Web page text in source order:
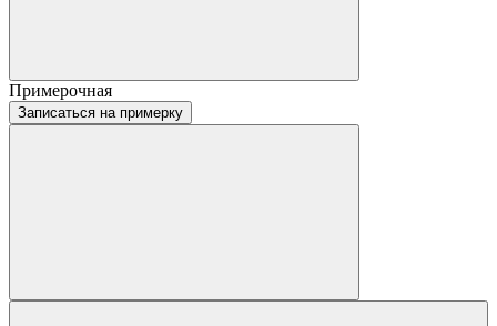
Примерочная
Записаться на примерку